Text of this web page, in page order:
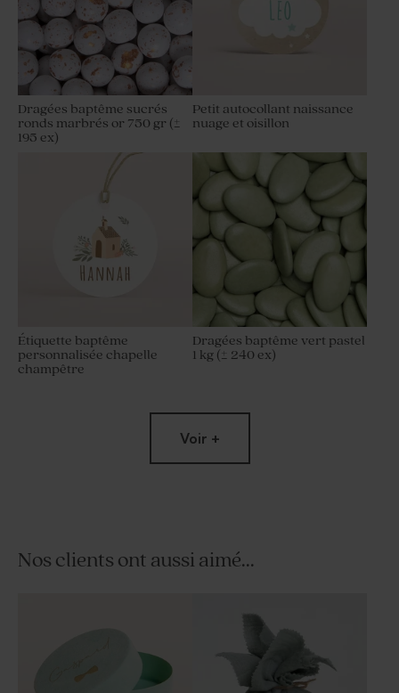
Dragées baptême sucrés
ronds marbrés or 750 gr (±
195 ex)
Petit autocollant naissance
nuage et oisillon
Étiquette baptême
personnalisée chapelle
champêtre
Dragées baptême vert pastel
1 kg (± 240 ex)
Voir +
Nos clients ont aussi aimé...